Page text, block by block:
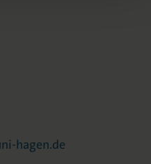
hagen.de